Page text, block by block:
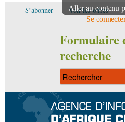
Aller au contenu
S’abonner Voir les offres
Se connecter
Formulaire
recherche